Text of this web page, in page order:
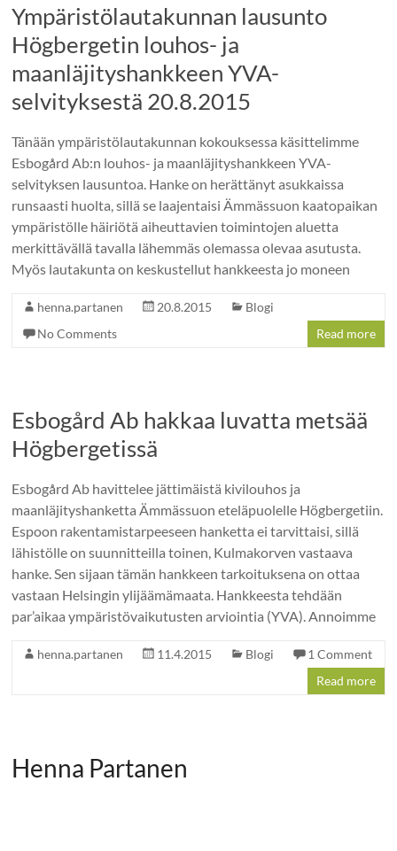
Ympäristölautakunnan lausunto
Högbergetin louhos- ja
maanläjityshankkeen YVA-
selvityksestä 20.8.2015
Tänään ympäristölautakunnan kokouksessa käsittelimme
Esbogård Ab:n louhos- ja maanläjityshankkeen YVA-
selvityksen lausuntoa. Hanke on herättänyt asukkaissa
runsaasti huolta, sillä se laajentaisi Ämmässuon kaatopaikan
ympäristölle häiriötä aiheuttavien toimintojen aluetta
merkittävällä tavalla lähemmäs olemassa olevaa asutusta.
Myös lautakunta on keskustellut hankkeesta jo moneen
henna.partanen 20.8.2015
Blogi
No Comments
Read more
Esbogård Ab hakkaa luvatta metsää
Högbergetissä
Esbogård Ab havittelee jättimäistä kivilouhos ja
maanläjityshanketta Ämmässuon eteläpuolelle Högbergetiin.
Espoon rakentamistarpeeseen hanketta ei tarvittaisi, sillä
lähistölle on suunnitteilla toinen, Kulmakorven vastaava
hanke. Sen sijaan tämän hankkeen tarkoituksena on ottaa
vastaan Helsingin ylijäämämaata. Hankkeesta tehdään
par’aikaa ympäristövaikutusten arviointia (YVA). Annoimme
henna.partanen 11.4.2015 Blogi
1 Comment
Read more
Henna Partanen